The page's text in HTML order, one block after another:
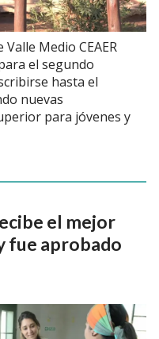
Medio CEAER
el segundo
hasta el
nuevas
para jóvenes y
el mejor
fue aprobado